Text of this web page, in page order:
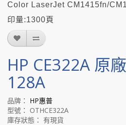
Color LaserJet CM1415fn/
印量:1300頁
HP CE322A 原
128A
品牌： HP惠普
型號： OTHCE322A
庫存狀態： 有現貨